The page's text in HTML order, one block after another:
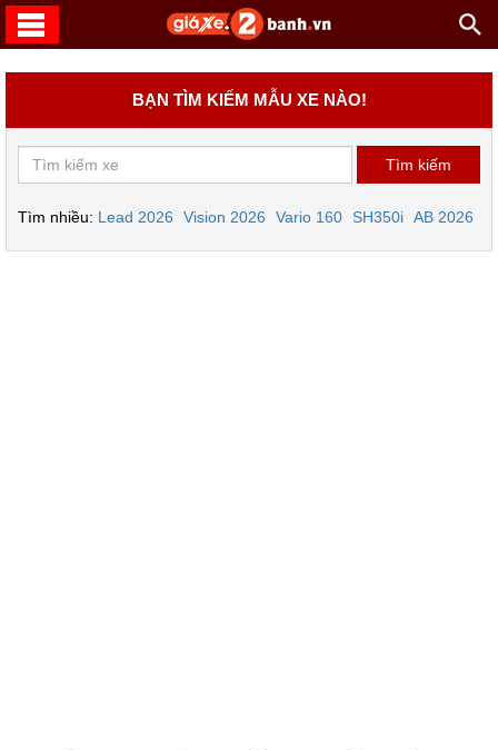
BẠN TÌM KIẾM MẪU XE NÀO!
Tìm nhiều: Lead 2026 Vision 2026 Vario 160 SH350i AB 2026